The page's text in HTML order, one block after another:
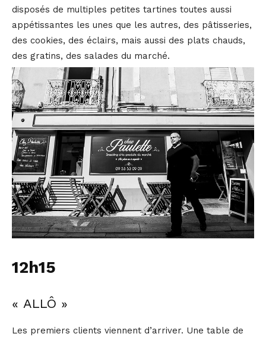
disposés de multiples petites tartines toutes aussi
appétissantes les unes que les autres, des pâtisseries,
des cookies, des éclairs, mais aussi des plats chauds,
des gratins, des salades du marché.
12h15
« ALLÔ »
Les premiers clients viennent d’arriver. Une table de